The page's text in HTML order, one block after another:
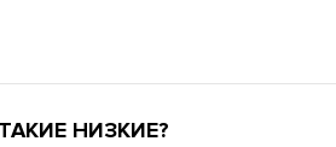
НИЗКИЕ?